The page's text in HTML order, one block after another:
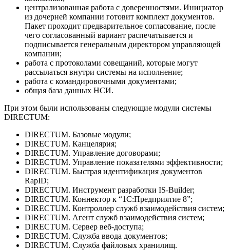
централизованная работа с доверенностями. Инициатор
из дочерней компании готовит комплект документов.
Пакет проходит предварительное согласование, после
чего согласованный вариант распечатывается и
подписывается генеральным директором управляющей
компании;
работа с протоколами совещаний, которые могут
рассылаться внутри системы на исполнение;
работа с командировочными документами;
общая база данных НСИ.
При этом были использованы следующие модули системы
DIRECTUM:
DIRECTUM. Базовые модули;
DIRECTUM. Канцелярия;
DIRECTUM. Управление договорами;
DIRECTUM. Управление показателями эффективности;
DIRECTUM. Быстрая идентификация документов
RapID;
DIRECTUM. Инструмент разработки IS-Builder;
DIRECTUM. Коннектор к “1С:Предприятие 8”;
DIRECTUM. Контроллер служб взаимодействия систем;
DIRECTUM. Агент служб взаимодействия систем;
DIRECTUM. Сервер веб-доступа;
DIRECTUM. Служба ввода документов;
DIRECTUM. Служба файловых хранилищ.